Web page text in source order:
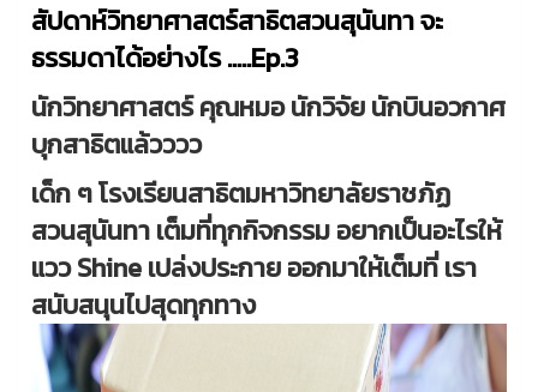
สัปดาห์วิทยาศาสตร์สาธิตสวนสุนันทา จะ
ธรรมดาได้อย่างไร .....Ep.3
นักวิทยาศาสตร์ คุณหมอ นักวิจัย นักบินอวกาศ
บุกสาธิตแล้วววว
เด็ก ๆ โรงเรียนสาธิตมหาวิทยาลัยราชภัฏ
สวนสุนันทา เต็มที่ทุกกิจกรรม อยากเป็นอะไรให้
แวว Shine เปล่งประกาย ออกมาให้เต็มที่ เรา
สนับสนุนไปสุดทุกทาง